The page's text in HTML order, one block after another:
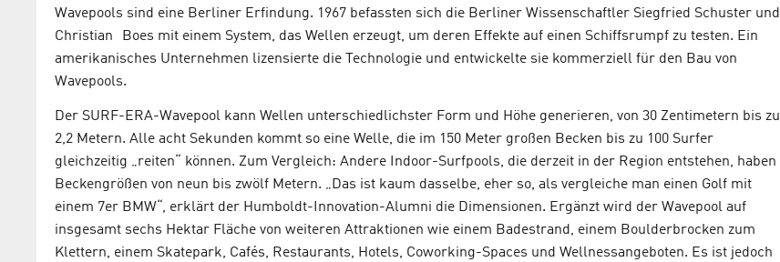
Wavepools sind eine Berliner Erfindung. 1967 befassten sich die Berliner Wissenschaftler Siegfried Schuster und
Christian Boes mit einem System, das Wellen erzeugt, um deren Effekte auf einen Schiffsrumpf zu testen. Ein
amerikanisches Unternehmen lizensierte die Technologie und entwickelte sie kommerziell für den Bau von
Wavepools.
Der SURF-ERA-Wavepool kann Wellen unterschiedlichster Form und Höhe generieren, von 30 Zentimetern bis zu
2,2 Metern. Alle acht Sekunden kommt so eine Welle, die im 150 Meter großen Becken bis zu 100 Surfer
gleichzeitig „reiten“ können. Zum Vergleich: Andere Indoor-Surfpools, die derzeit in der Region entstehen, haben
Beckengrößen von neun bis zwölf Metern. „Das ist kaum dasselbe, eher so, als vergleiche man einen Golf mit
einem 7er BMW“, erklärt der Humboldt-Innovation-Alumni die Dimensionen. Ergänzt wird der Wavepool auf
insgesamt sechs Hektar Fläche von weiteren Attraktionen wie einem Badestrand, einem Boulderbrocken zum
Klettern, einem Skatepark, Cafés, Restaurants, Hotels, Coworking-Spaces und Wellnessangeboten. Es ist jedoch